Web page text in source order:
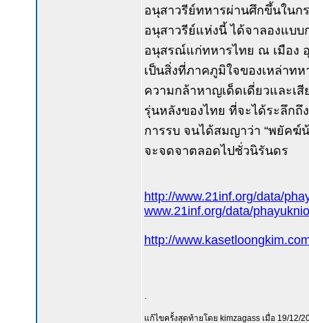
อนุสาวรีย์ทหารผ่านศึกขึ้นในก
อนุสาวรีย์แห่งนี้ ได้จาลองแบบ
อนุสรณ์แก่ทหารไทย ณ เมือง
เป็นสิ่งที่ภาคภูมิใจของเหล่าท
ความกล้าหาญเด็ดเดี่ยวและเ
รุ่นหลังของไทย ที่จะได้ระลึกถึ
การรบ จนได้สมญาว่า “พยัคฆ์
จะจดจาตลอดไปชั่วนิรันดร
http://www.21inf.org/data/
www.21inf.org/data/
http://
แก้ไขครั้งสุดท้ายโดย kimzagass เมื่อ 19/12/